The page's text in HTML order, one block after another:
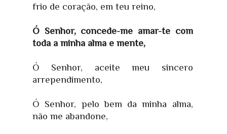
frio de coração, em teu reino,
Ó Senhor, concede-me amar-te com
toda a minha alma e mente,
Ó Senhor, aceite meu sincero
arrependimento,
Ó Senhor, pelo bem da minha alma,
não me abandone,